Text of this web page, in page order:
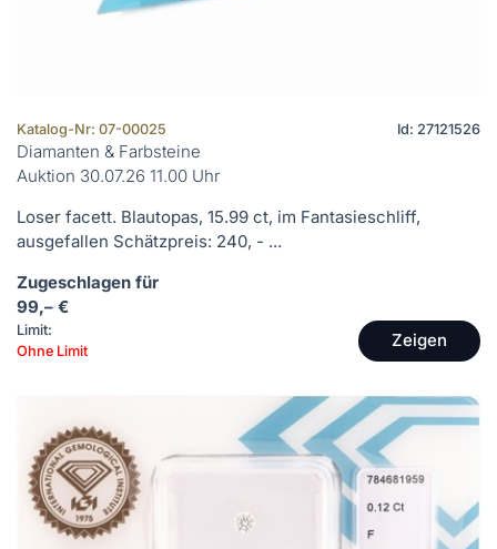
Katalog-Nr: 07-00025 Id: 27121526
Diamanten & Farbsteine
Auktion 30.07.26 11.00 Uhr
Loser facett. Blautopas, 15.99 ct, im Fantasieschliff,
ausgefallen Schätzpreis: 240, - ...
Zugeschlagen für
99,– €
Limit:
Ohne Limit
Zeigen